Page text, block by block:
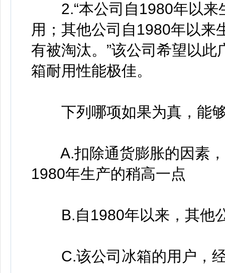
2.“本公司自1980年以来
用；其他公司自1980年以来
有被淘汰。”该公司希望以
箱耐用性能极佳。
下列哪项如果为真，能够
A.扣除通货膨胀的因素，
1980年生产的稍高一点
B.自1980年以来，其他
C.该公司冰箱的用户，经